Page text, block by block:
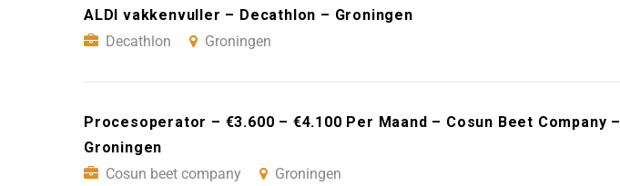
ALDI vakkenvuller – Decathlon – Groningen
Decathlon
Groningen
Procesoperator – €3.600 – €4.100 Per Maand – Cosun Beet Company –
Groningen
Cosun beet company
Groningen